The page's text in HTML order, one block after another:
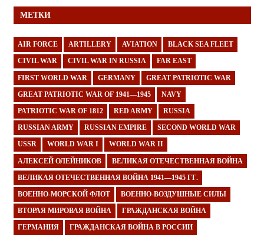
МЕТКИ
AIR FORCE ARTILLERY AVIATION BLACK SEA FLEET
CIVIL WAR CIVIL WAR IN RUSSIA FAR EAST
FIRST WORLD WAR GERMANY GREAT PATRIOTIC WAR
GREAT PATRIOTIC WAR OF 1941—1945 NAVY
PATRIOTIC WAR OF 1812 RED ARMY RUSSIA
RUSSIAN ARMY RUSSIAN EMPIRE SECOND WORLD WAR
USSR WORLD WAR I WORLD WAR II
АЛЕКСЕЙ ОЛЕЙНИКОВ ВЕЛИКАЯ ОТЕЧЕСТВЕННАЯ ВОЙНА
ВЕЛИКАЯ ОТЕЧЕСТВЕННАЯ ВОЙНА 1941—1945 ГГ.
ВОЕННО-МОРСКОЙ ФЛОТ ВОЕННО-ВОЗДУШНЫЕ СИЛЫ
ВТОРАЯ МИРОВАЯ ВОЙНА ГРАЖДАНСКАЯ ВОЙНА
ГЕРМАНИЯ ГРАЖДАНСКАЯ ВОЙНА В РОССИИ